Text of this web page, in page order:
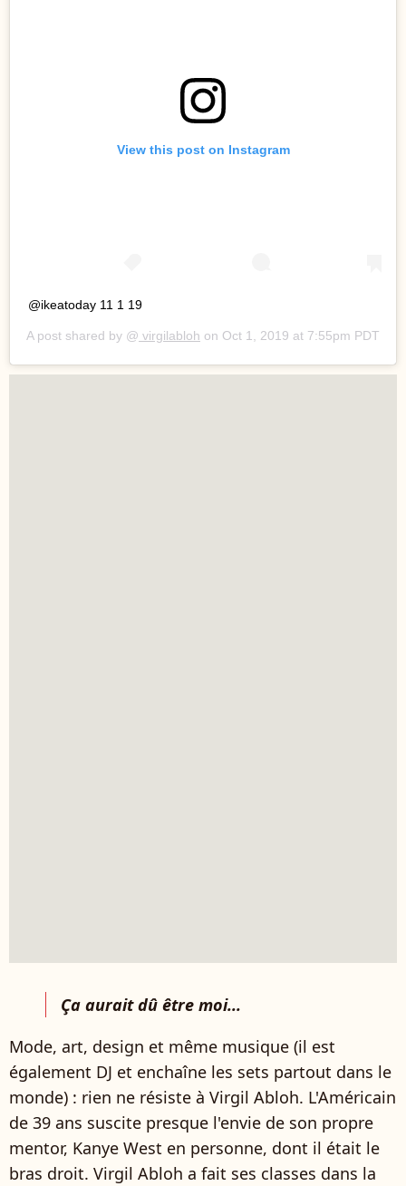
View this post on Instagram
@ikeatoday 11 1 19
A post shared by @ virgilabloh on Oct 1, 2019 at 7:55pm PDT
Ça aurait dû être moi...
Mode, art, design et même musique (il est
également DJ et enchaîne les sets partout dans le
monde) : rien ne résiste à Virgil Abloh. L'Américain
de 39 ans suscite presque l'envie de son propre
mentor, Kanye West en personne, dont il était le
bras droit. Virgil Abloh a fait ses classes dans la